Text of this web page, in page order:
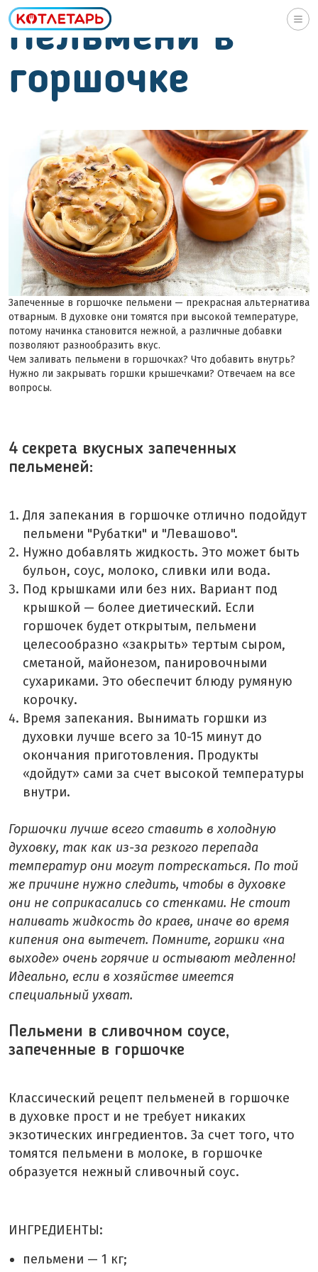
Пельмени в
горшочке
Запеченные в горшочке пельмени — прекрасная альтернатива
отварным. В духовке они томятся при высокой температуре,
потому начинка становится нежной, а различные добавки
позволяют разнообразить вкус.
Чем заливать пельмени в горшочках? Что добавить внутрь?
Нужно ли закрывать горшки крышечками? Отвечаем на все
вопросы.
4 секрета вкусных запеченных
пельменей:
Для запекания в горшочке отлично подойдут
пельмени "Рубатки" и "Левашово".
Нужно добавлять жидкость. Это может быть
бульон, соус, молоко, сливки или вода.
Под крышками или без них. Вариант под
крышкой — более диетический. Если
горшочек будет открытым, пельмени
целесообразно «закрыть» тертым сыром,
сметаной, майонезом, панировочными
сухариками. Это обеспечит блюду румяную
корочку.
Время запекания. Вынимать горшки из
духовки лучше всего за 10-15 минут до
окончания приготовления. Продукты
«дойдут» сами за счет высокой температуры
внутри.
Горшочки лучше всего ставить в холодную
духовку, так как из-за резкого перепада
температур они могут потрескаться. По той
же причине нужно следить, чтобы в духовке
они не соприкасались со стенками. Не стоит
наливать жидкость до краев, иначе во время
кипения она вытечет. Помните, горшки «на
выходе» очень горячие и остывают медленно!
Идеально, если в хозяйстве имеется
специальный ухват.
Пельмени в сливочном соусе,
запеченные в горшочке
Классический рецепт пельменей в горшочке
в духовке прост и не требует никаких
экзотических ингредиентов. За счет того, что
томятся пельмени в молоке, в горшочке
образуется нежный сливочный соус.
ИНГРЕДИЕНТЫ:
пельмени — 1 кг;